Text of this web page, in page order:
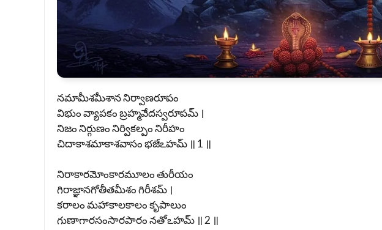
నమామీశమీశాన నిర్వాణరూపం
విభుం వ్యాపకం బ్రహ్మవేదస్వరూపమ్ ।
నిజం నిర్గుణం నిర్వికల్పం నిరీహం
చిదాకాశమాకాశవాసం భజేఽహమ్ ॥ 1 ॥
నిరాకారమోంకారమూలం తురీయం
గిరాజ్ఞానగోతీతమీశం గిరీశమ్ ।
కరాలం మహాకాలకాలం కృపాలుం
గుణాగారసంసారపారం నతోఽహమ్ ॥ 2 ॥